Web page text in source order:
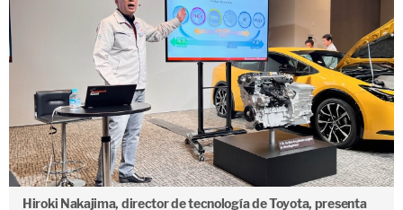
Hiroki Nakajima, director de tecnología de Toyota, presenta